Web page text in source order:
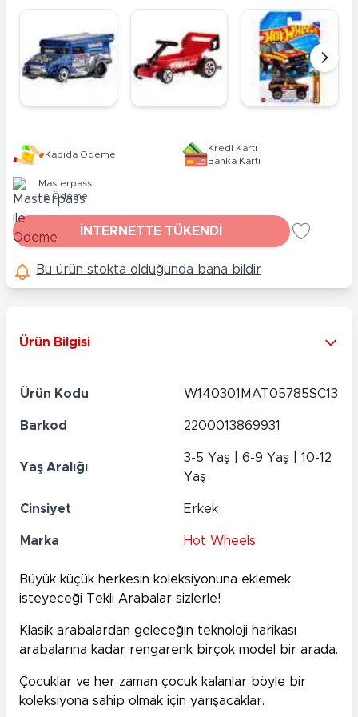
Kapıda Ödeme
Kredi Kartı
Banka Kartı
Masterpass
ile Ödeme
İNTERNETTE TÜKENDİ
Bu ürün stokta olduğunda bana bildir
Ürün Bilgisi
Ürün Kodu W140301MAT05785SC13
Barkod 2200013869931
Yaş Aralığı
3-5 Yaş | 6-9 Yaş | 10-12
Yaş
Cinsiyet Erkek
Marka Hot Wheels
Büyük küçük herkesin koleksiyonuna eklemek
isteyeceği Tekli Arabalar sizlerle!
Klasik arabalardan geleceğin teknoloji harikası
arabalarına kadar rengarenk birçok model bir arada.
Çocuklar ve her zaman çocuk kalanlar böyle bir
koleksiyona sahip olmak için yarışacaklar.